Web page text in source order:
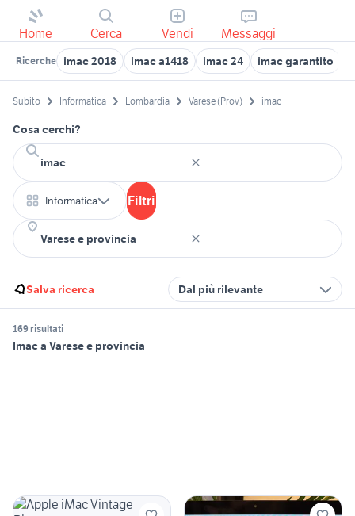
Home Cerca Vendi Messaggi
Ricerche imac 2018 imac a1418 imac 24 imac garantito
Subito Informatica Lombardia Varese (Prov) imac
Cosa cerchi?
Informatica Filtri
Salva ricerca Dal più rilevante
169 risultati
Imac a Varese e provincia